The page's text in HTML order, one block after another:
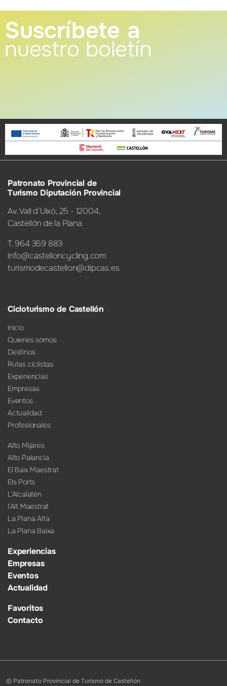
Suscríbete a
nuestro boletín
Patronato Provincial de
Turismo Diputación Provincial
Av. Vall d’Uixó, 25 - 12004,
Castellón de la Plana
T. 964 359 883
info@castelloncycling.com
turismodecastellon@dipcas.es
Cicloturismo de Castellón
Inicio
Quienes somos
Destinos
Rutas ciclistas
Experiencias
Empresas
Eventos
Actualidad
Profesionales
Alto Mijares
Alto Palancia
El Baix Maestrat
Els Ports
L’Alcalatén
l’Alt Maestrat
La Plana Alta
La Plana Baixa
Experiencias
Empresas
Eventos
Actualidad
Favoritos
Contacto
© Patronato Provincial de Turismo de Castellón